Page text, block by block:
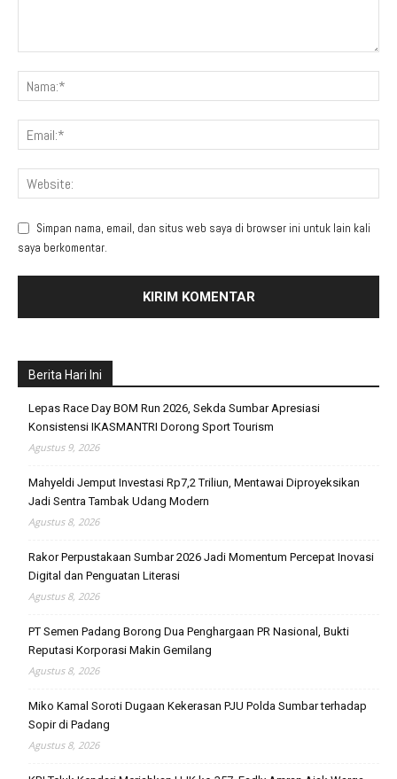
Simpan nama, email, dan situs web saya di browser ini untuk lain kali
saya berkomentar.
Berita Hari Ini
Lepas Race Day BOM Run 2026, Sekda Sumbar Apresiasi
Konsistensi IKASMANTRI Dorong Sport Tourism
Agustus 9, 2026
Mahyeldi Jemput Investasi Rp7,2 Triliun, Mentawai Diproyeksikan
Jadi Sentra Tambak Udang Modern
Agustus 8, 2026
Rakor Perpustakaan Sumbar 2026 Jadi Momentum Percepat Inovasi
Digital dan Penguatan Literasi
Agustus 8, 2026
PT Semen Padang Borong Dua Penghargaan PR Nasional, Bukti
Reputasi Korporasi Makin Gemilang
Agustus 8, 2026
Miko Kamal Soroti Dugaan Kekerasan PJU Polda Sumbar terhadap
Sopir di Padang
Agustus 8, 2026